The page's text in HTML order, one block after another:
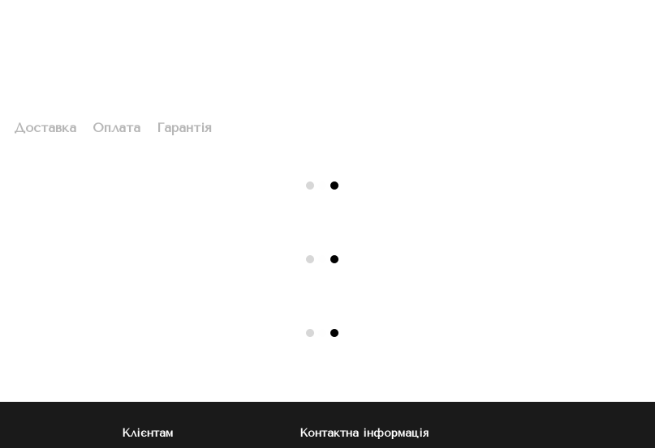
Доставка Оплата Гарантія
Клієнтам Контактна інформація